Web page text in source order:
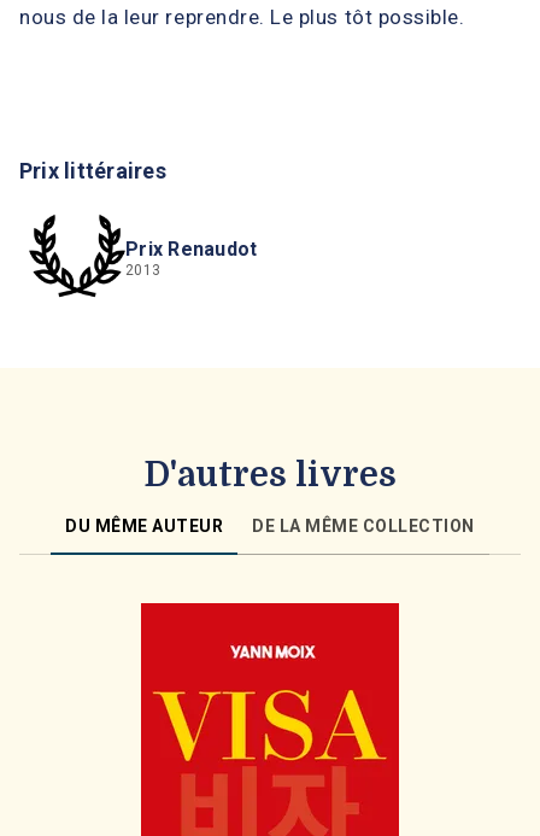
nous de la leur reprendre. Le plus tôt possible.
Prix littéraires
Prix Renaudot
2013
D'autres livres
DU MÊME AUTEUR DE LA MÊME COLLECTION